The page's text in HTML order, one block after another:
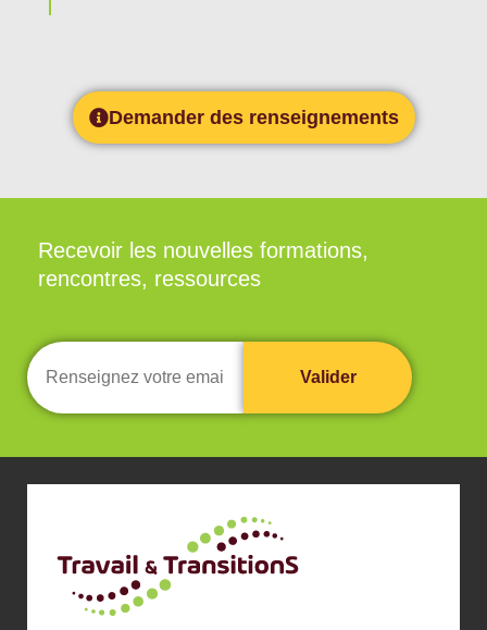
Demander des renseignements
Recevoir les nouvelles formations,
rencontres, ressources